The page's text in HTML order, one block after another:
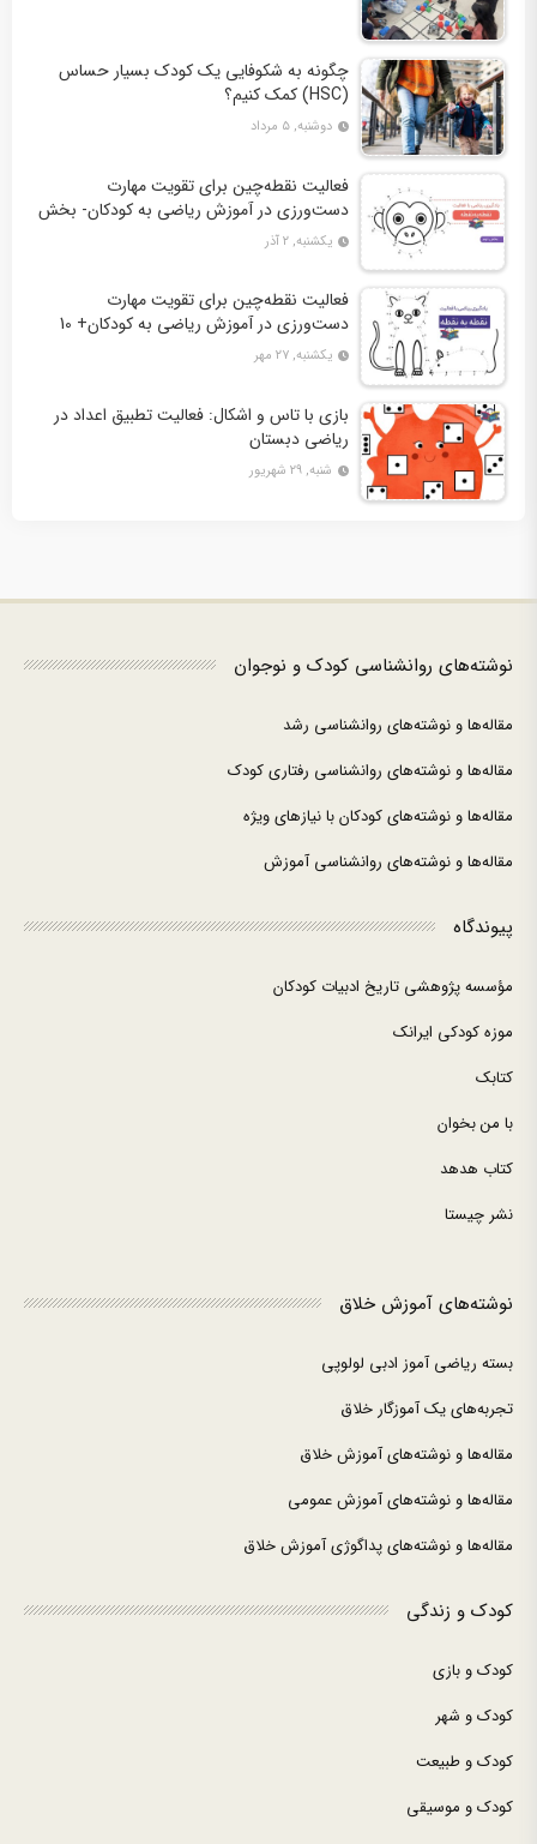
چگونه به شکوفایی یک کودک بسیار حساس
(HSC) کمک کنیم؟
دوشنبه, ۵ مرداد
فعالیت نقطه‌چین برای تقویت مهارت
دست‌ورزی در آموزش ریاضی به کودکان- بخش
دوم + 10 کاربرگ فعالیت
یکشنبه, ۲ آذر
فعالیت نقطه‌چین برای تقویت مهارت
دست‌ورزی در آموزش ریاضی به کودکان+ 10
کاربرگ فعالیت
یکشنبه, ۲۷ مهر
بازی با تاس و اشکال: فعالیت تطبیق اعداد در
ریاضی دبستان
شنبه, ۲۹ شهریور
نوشته‌های روانشناسی کودک و نوجوان
مقاله‌ها و نوشته‌های روانشناسی رشد
مقاله‌ها و نوشته‌های روانشناسی رفتاری کودک
مقاله‌ها و نوشته‌های کودکان با نیازهای ویژه
مقاله‌ها و نوشته‌های روانشناسی آموزش
پیوندگاه
مؤسسه پژوهشی تاریخ ادبیات کودکان
موزه کودکی ایرانک
کتابک
با من بخوان
کتاب هدهد
نشر چیستا
نوشته‌های آموزش خلاق
بسته ریاضی آموز ادبی لولوپی
تجربه‌های یک آموزگار خلاق
مقاله‌ها و نوشته‌های آموزش خلاق
مقاله‌ها و نوشته‌های آموزش عمومی
مقاله‌ها و نوشته‌های پداگوژی آموزش خلاق
کودک و زندگی
کودک و بازی
کودک و شهر
کودک و طبیعت
کودک و موسیقی